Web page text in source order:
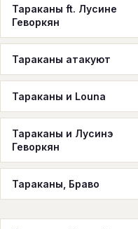
Q R
Z #
Тараканы ft. Лусине
Геворкян
Тараканы атакуют
Тараканы и Louna
Тараканы и Лусинэ
Геворкян
Тараканы, Браво